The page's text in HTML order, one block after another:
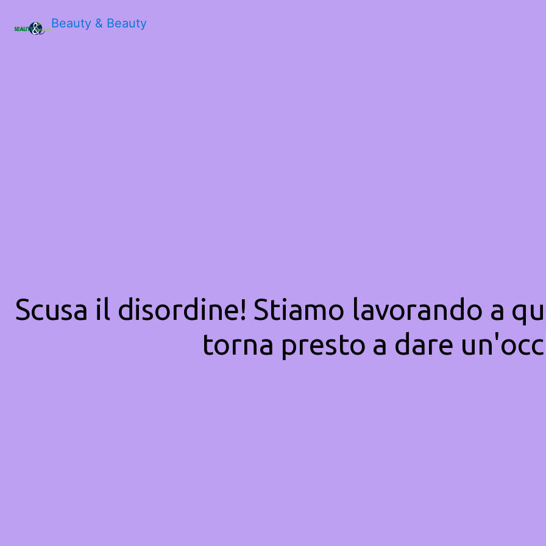
Beauty & Beauty
Scusa il disordine! Stiamo lavorando a
torna presto a dare